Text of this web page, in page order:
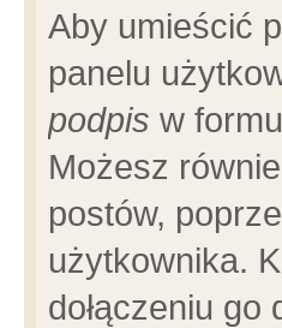
Aby umieścić
panelu
podpis w
Możesz
postów,
użytkownika.
dołączeniu